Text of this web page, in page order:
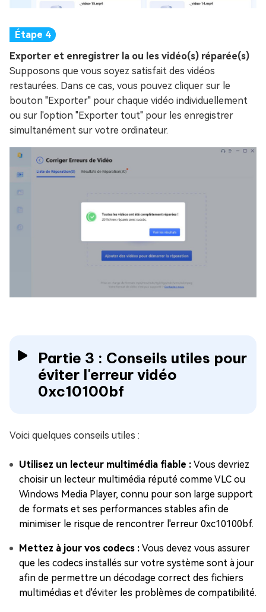
Exporter et enregistrer la ou les vidéo(s) réparée(s)
Supposons que vous soyez satisfait des vidéos
restaurées. Dans ce cas, vous pouvez cliquer sur le
bouton "Exporter" pour chaque vidéo individuellement
ou sur l'option "Exporter tout" pour les enregistrer
simultanément sur votre ordinateur.
Partie 3 : Conseils utiles pour
éviter l'erreur vidéo
0xc10100bf
Voici quelques conseils utiles :
Utilisez un lecteur multimédia fiable : Vous devriez
choisir un lecteur multimédia réputé comme VLC ou
Windows Media Player, connu pour son large support
de formats et ses performances stables afin de
minimiser le risque de rencontrer l'erreur 0xc10100bf.
Mettez à jour vos codecs : Vous devez vous assurer
que les codecs installés sur votre système sont à jour
afin de permettre un décodage correct des fichiers
multimédias et d'éviter les problèmes de compatibilité.